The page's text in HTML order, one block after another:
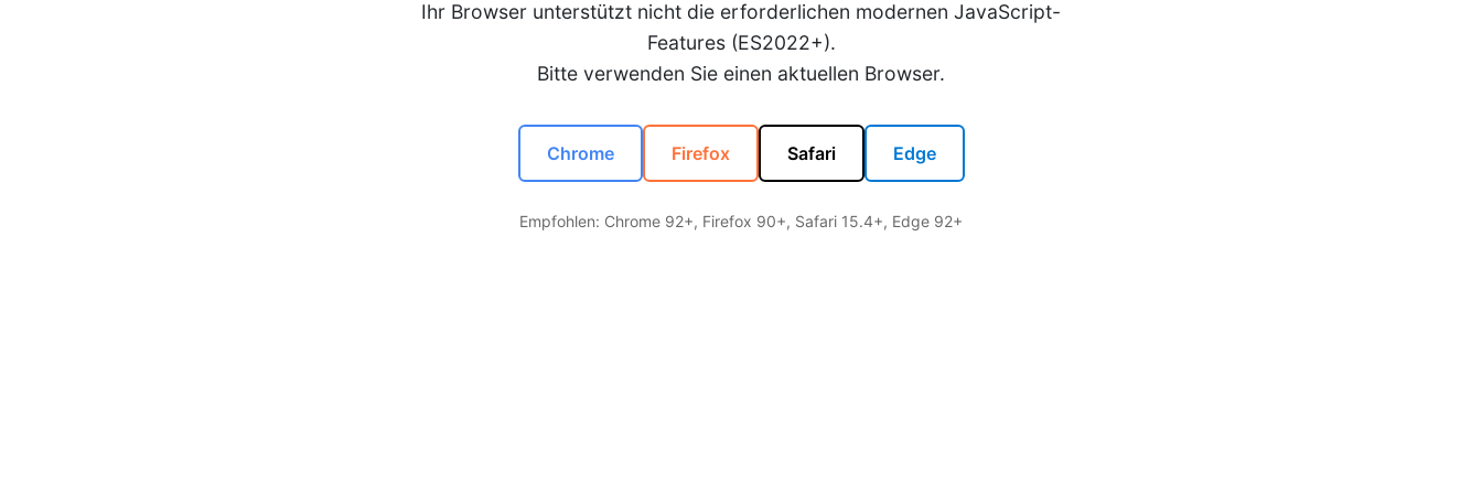
Ihr Browser unterstützt nicht die erforderlichen modernen JavaScript-
Features (ES2022+).
Bitte verwenden Sie einen aktuellen Browser.
Chrome Firefox Safari Edge
Empfohlen: Chrome 92+, Firefox 90+, Safari 15.4+, Edge 92+